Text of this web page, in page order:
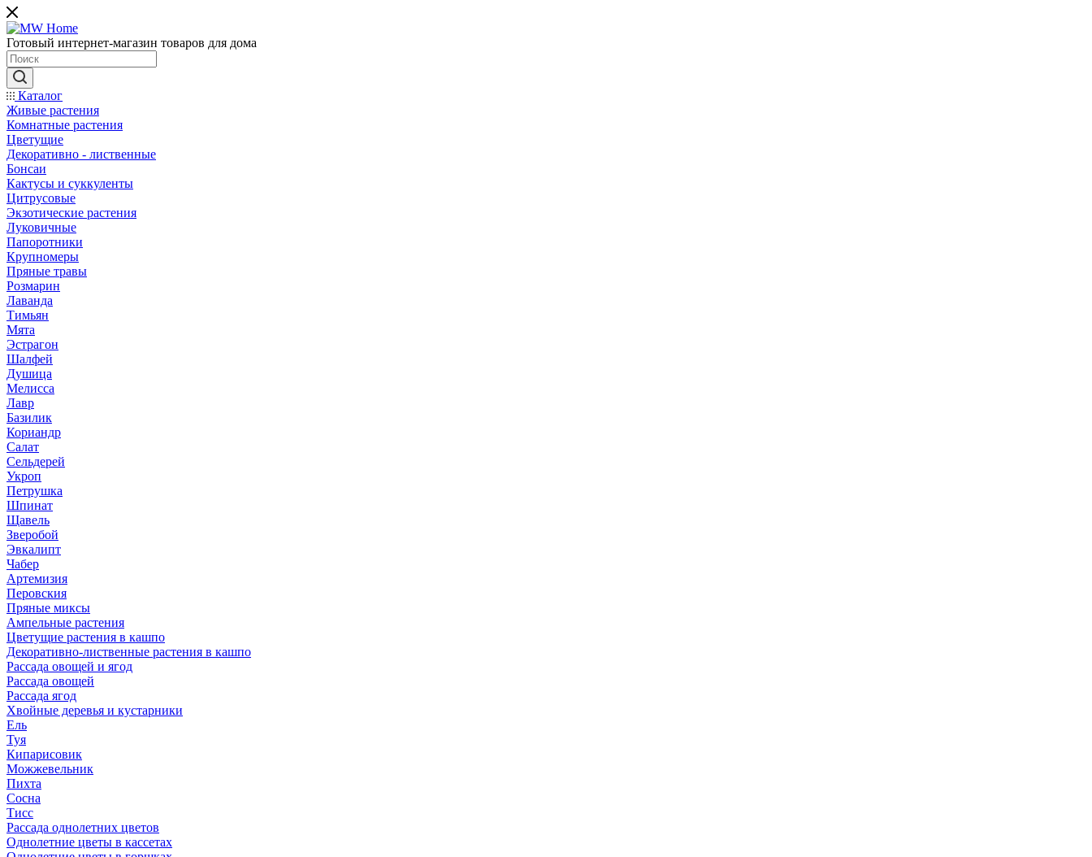
Готовый интернет-магазин товаров для дома
Каталог
Живые растения
Комнатные растения
Цветущие
Декоративно - лиственные
Бонсаи
Кактусы и суккуленты
Цитрусовые
Экзотические растения
Луковичные
Папоротники
Крупномеры
Пряные травы
Розмарин
Лаванда
Тимьян
Мята
Эстрагон
Шалфей
Душица
Мелисса
Лавр
Базилик
Кориандр
Салат
Сельдерей
Укроп
Петрушка
Шпинат
Щавель
Зверобой
Эвкалипт
Чабер
Артемизия
Перовския
Пряные миксы
Ампельные растения
Цветущие растения в кашпо
Декоративно-лиственные растения в кашпо
Рассада овощей и ягод
Рассада овощей
Рассада ягод
Хвойные деревья и кустарники
Ель
Туя
Кипарисовик
Можжевельник
Пихта
Сосна
Тисc
Рассада однолетних цветов
Однолетние цветы в кассетах